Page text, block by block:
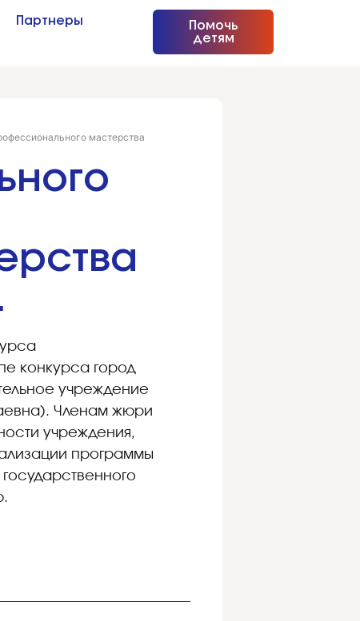
Партнеры
Помочь
детям
мастерства
конкурса город
учреждение
Членам жюри
учреждения,
программы